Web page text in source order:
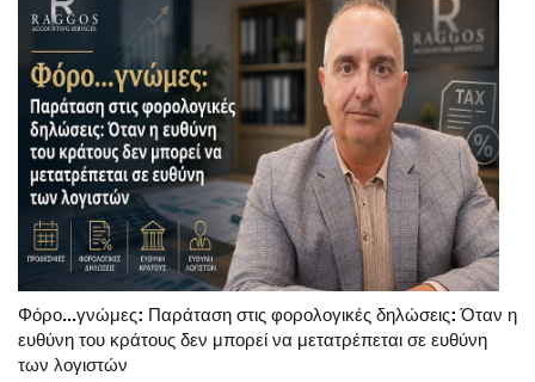
Φόρο...γνώμες: Παράταση στις φορολογικές δηλώσεις: Όταν η
ευθύνη του κράτους δεν μπορεί να μετατρέπεται σε ευθύνη
των λογιστών